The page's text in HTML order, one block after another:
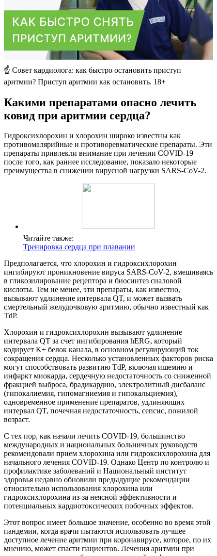
☝ Совет кардиолога: как быстро остановить приступ
аритмии? Приступ аритмии как остановить. 18+
Какими препаратами опасно лечить
ковид при аритмии сердца?
Гидроксихлорохин и хлорохин широко известны как
противомалярийные и противоревматические препараты. Эти
препараты привлекли внимание при лечении COVID-19
после того, как раннее исследование, показало некоторые
преимущества в снижении вирусной нагрузки SARS-CoV-2.
Читайте также:
Тренировка сердца при плавании
Предполагается, что хлорохин и гидроксихлорохин
ингибируют проникновение вируса SARS-CoV-2, вмешиваясь
в гликозилирование рецептора и биосинтез сиаловой
кислоты. Тем не менее, эти препараты, как известно,
вызывают удлинение интервала QT, и может вызвать
смертельный желудочковую аритмию, обычно известный как
TdP.
Хлорохин и гидроксихлорохин вызывают удлинение
интервала QT за счет ингибирования hERG, который
кодирует K+ белок канала, в основном регулирующий ток
сокращения сердца. Несколько установленных факторов риска
могут способствовать развитию TdP, включая ишемию и
инфаркт миокарда, сердечную недостаточность со сниженной
фракцией выброса, брадикардию, электролитный дисбаланс
(гипокалиемия, гипомагниемия и гипокальциемия),
одновременное применение препаратов, удлиняющих
интервал QT, почечная недостаточность, сепсис, пожилой
возраст.
С тех пор, как начали лечить COVID-19, большинство
международных и национальных больничных руководств
рекомендовали прием хлорохина или гидроксихлорохина для
начального лечения COVID-19. Однако Центр по контролю и
профилактике заболеваний и Национальный институт
здоровья недавно обновили предыдущие рекомендации
относительно использования хлорохина или
гидроксихлорохина из-за неясной эффективности и
потенциальных кардиотоксических побочных эффектов.
Этот вопрос имеет большое значение, особенно во время этой
пандемии, когда врачи пытаются использовать лучшее
доступное лечение аритмии при коронавирусе, которое, по их
мнению, может спасти пациентов. Лечения аритмии при